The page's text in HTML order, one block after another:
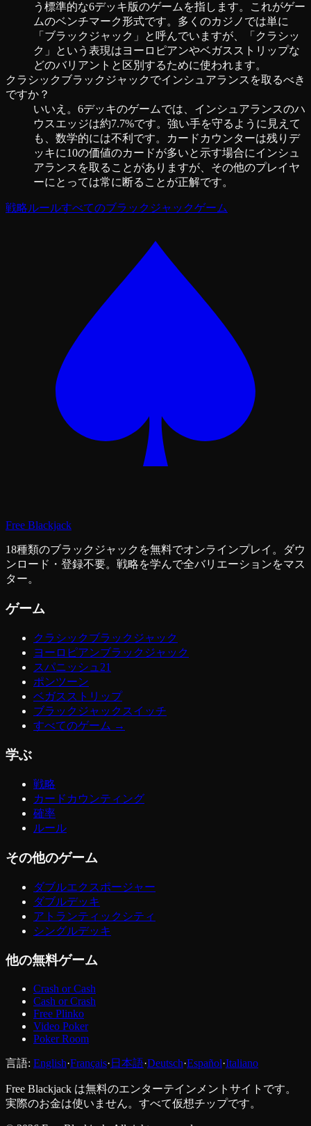
う標準的な6デッキ版のゲームを指します。これがゲー
ムのベンチマーク形式です。多くのカジノでは単に
「ブラックジャック」と呼んでいますが、「クラシッ
ク」という表現はヨーロピアンやベガスストリップな
どのバリアントと区別するために使われます。
クラシックブラックジャックでインシュアランスを取るべき
ですか？
いいえ。6デッキのゲームでは、インシュアランスのハ
ウスエッジは約7.7%です。強い手を守るように見えて
も、数学的には不利です。カードカウンターは残りデ
ッキに10の価値のカードが多いと示す場合にインシュ
アランスを取ることがありますが、その他のプレイヤ
ーにとっては常に断ることが正解です。
戦略ルールすべてのブラックジャックゲーム
Free Blackjack
18種類のブラックジャックを無料でオンラインプレイ。ダウ
ンロード・登録不要。戦略を学んで全バリエーションをマス
ター。
ゲーム
クラシックブラックジャック
ヨーロピアンブラックジャック
スパニッシュ21
ポンツーン
ベガスストリップ
ブラックジャックスイッチ
すべてのゲーム →
学ぶ
戦略
カードカウンティング
確率
ルール
その他のゲーム
ダブルエクスポージャー
ダブルデッキ
アトランティックシティ
シングルデッキ
他の無料ゲーム
Crash or Cash
Cash or Crash
Free Plinko
Video Poker
Poker Room
言語: English·Français· 日本語·Deutsch·Español·Italiano
Free Blackjack は無料のエンターテインメントサイトです。
実際のお金は使いません。すべて仮想チップです。